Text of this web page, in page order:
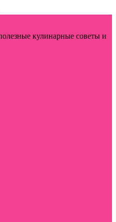
кулинарные советы и